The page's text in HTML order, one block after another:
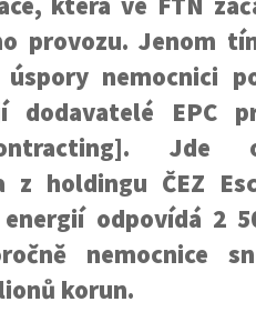
provozu. Jenom
úspory nemocnici
dodavatelé EPC
Jde
z holdingu ČEZ
odpovídá 2
nemocnice
korun.